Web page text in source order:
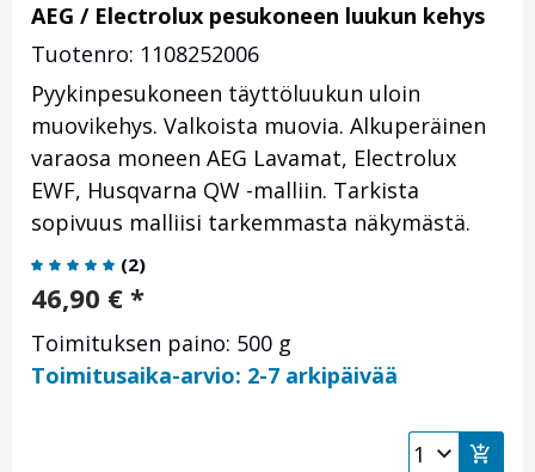
AEG / Electrolux pesukoneen luukun kehys
Tuotenro: 1108252006
Pyykinpesukoneen täyttöluukun uloin
muovikehys. Valkoista muovia. Alkuperäinen
varaosa moneen AEG Lavamat, Electrolux
EWF, Husqvarna QW -malliin. Tarkista
sopivuus malliisi tarkemmasta näkymästä.
(2)
46,90 € *
Toimituksen paino: 500 g
Toimitusaika-arvio: 2-7 arkipäivää